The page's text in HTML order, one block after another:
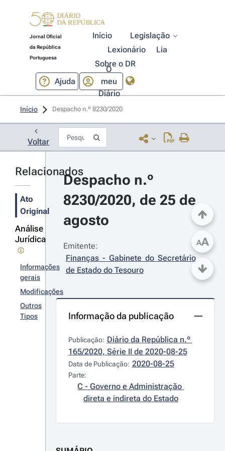
Jornal Oficial
da República
Portuguesa
Início
Legislação
Lexionário
Lia
Sobre o DR
Ajuda
O
meu
Diário
Início Despacho n.º 8230/2020
Voltar
Relacionados
Ato
Original
Análise
Jurídica
Informações
gerais
Modificações
Outros
Tipos
Despacho n.º
8230/2020, de 25 de
agosto
Emitente:
Finanças - Gabinete do Secretário
de Estado do Tesouro
Informação da publicação
Publicação: Diário da República n.º
165/2020, Série II de 2020-08-25
Data de Publicação: 2020-08-25
Parte:
C - Governo e Administração
direta e indireta do Estado
AA